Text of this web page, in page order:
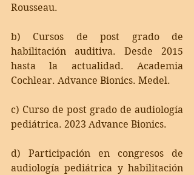
Rousseau.
b) Cursos de post grado de
habilitación auditiva. Desde 2015
hasta la actualidad. Academia
Cochlear. Advance Bionics. Medel.
c) Curso de post grado de audiología
pediátrica. 2023 Advance Bionics.
d) Participación en congresos de
audiología pediátrica y habilitación